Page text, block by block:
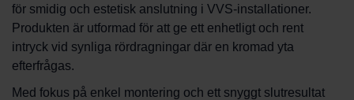
för smidig och estetisk anslutning i VVS-installationer.
Produkten är utformad för att ge ett enhetligt och rent
intryck vid synliga rördragningar där en kromad yta
efterfrågas.
Med fokus på enkel montering och ett snyggt slutresultat